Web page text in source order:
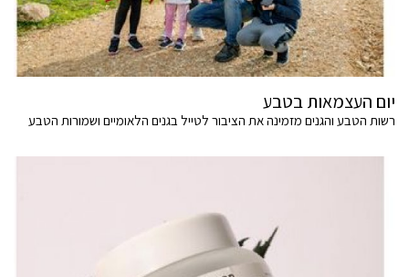
יום העצמאות בטבע
רשות הטבע והגנים מזמינה את הציבור לטייל בגנים הלאומיים ושמורות הטבע